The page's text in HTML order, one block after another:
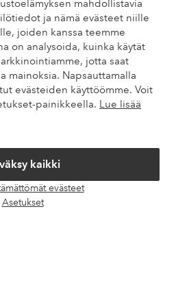
mahdollistavia
ja nämä evästeet niille
joiden kanssa teemme
on analysoida, kuinka käytät
jotta saat
mainoksia. Napsauttamalla
evästeiden käyttöömme. Voit
painikkeella. Lue lisää
kaikki
evästeet
Asetukset